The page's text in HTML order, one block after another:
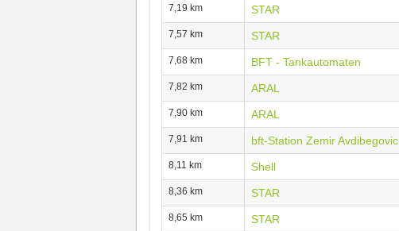
7,19 km STAR
7,57 km STAR
7,68 km BFT - Tankautomaten
7,82 km ARAL
7,90 km ARAL
7,91 km bft-Station Zemir Avdibegovic
8,11 km Shell
8,36 km STAR
8,65 km STAR